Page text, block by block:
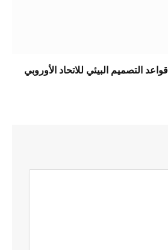
كيف يحول Glimpact قواعد التصميم البيئي للاتحاد الأوروبي